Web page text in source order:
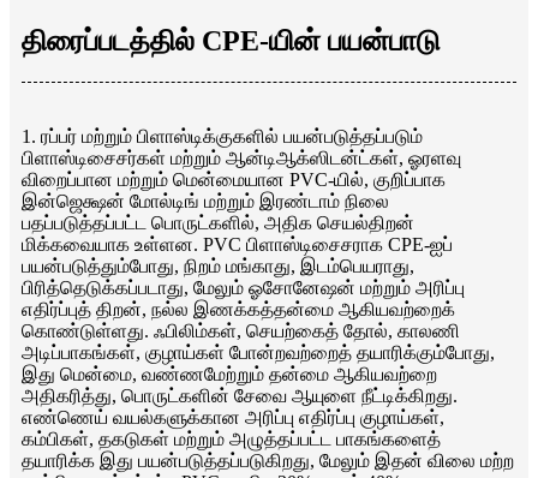
திரைப்படத்தில் CPE-யின் பயன்பாடு
1. ரப்பர் மற்றும் பிளாஸ்டிக்குகளில் பயன்படுத்தப்படும்
பிளாஸ்டிசைசர்கள் மற்றும் ஆன்டிஆக்ஸிடன்ட்கள், ஓரளவு
விறைப்பான மற்றும் மென்மையான PVC-யில், குறிப்பாக
இன்ஜெக்ஷன் மோல்டிங் மற்றும் இரண்டாம் நிலை
பதப்படுத்தப்பட்ட பொருட்களில், அதிக செயல்திறன்
மிக்கவையாக உள்ளன. PVC பிளாஸ்டிசைசராக CPE-ஐப்
பயன்படுத்தும்போது, ​​நிறம் மங்காது, இடம்பெயராது,
பிரித்தெடுக்கப்படாது, மேலும் ஓசோனேஷன் மற்றும் அரிப்பு
எதிர்ப்புத் திறன், நல்ல இணக்கத்தன்மை ஆகியவற்றைக்
கொண்டுள்ளது. ஃபிலிம்கள், செயற்கைத் தோல், காலணி
அடிப்பாகங்கள், குழாய்கள் போன்றவற்றைத் தயாரிக்கும்போது, ​​
இது மென்மை, வண்ணமேற்றும் தன்மை ஆகியவற்றை
அதிகரித்து, பொருட்களின் சேவை ஆயுளை நீட்டிக்கிறது.
எண்ணெய் வயல்களுக்கான அரிப்பு எதிர்ப்பு குழாய்கள்,
கம்பிகள், தகடுகள் மற்றும் அழுத்தப்பட்ட பாகங்களைத்
தயாரிக்க இது பயன்படுத்தப்படுகிறது, மேலும் இதன் விலை மற்ற